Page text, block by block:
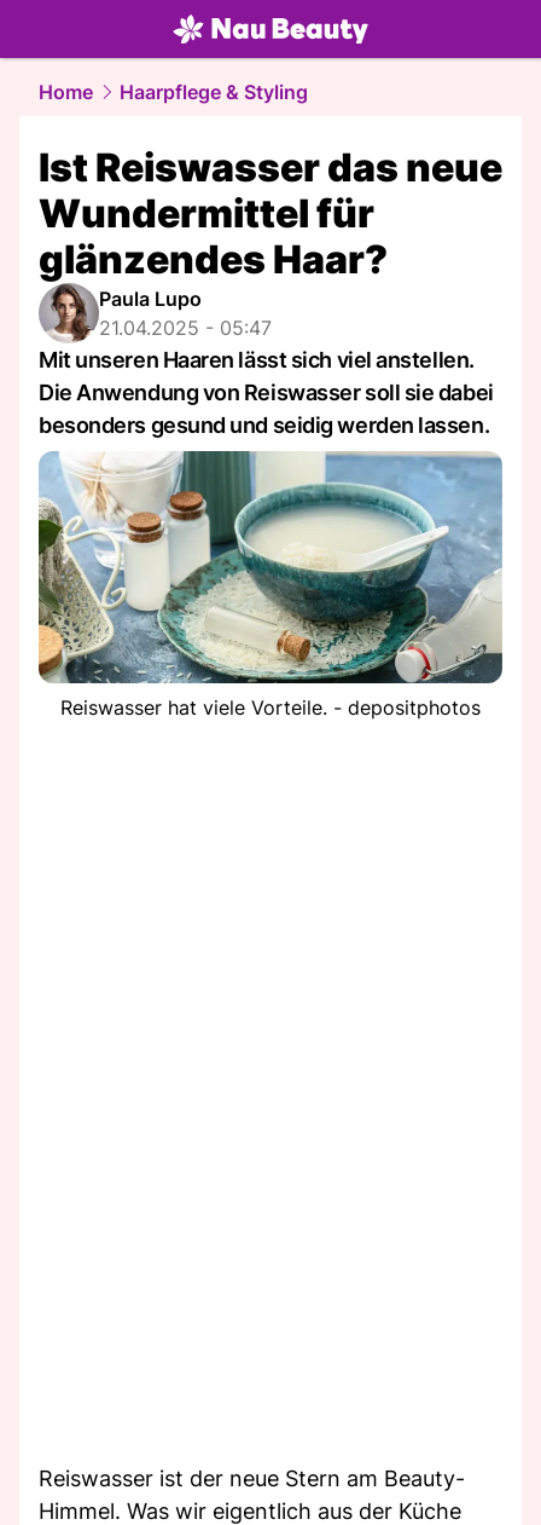
beauty.NAU.ch
Home Haarpflege & Styling
Ist Reiswasser das neue
Wundermittel für
glänzendes Haar?
Paula Lupo
21.04.2025 - 05:47
Mit unseren Haaren lässt sich viel anstellen.
Die Anwendung von Reiswasser soll sie dabei
besonders gesund und seidig werden lassen.
Reiswasser hat viele Vorteile. - depositphotos
Reiswasser ist der neue Stern am Beauty-
Himmel. Was wir eigentlich aus der Küche